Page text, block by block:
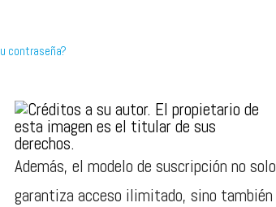
contraseña?
Además, el modelo de suscripción no solo
garantiza acceso ilimitado, sino también